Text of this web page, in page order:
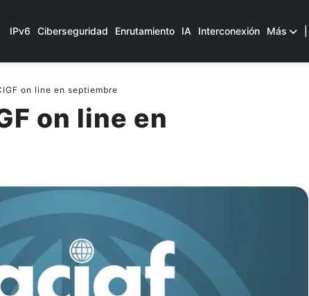
IPv6 Ciberseguridad Enrutamiento IA Interconexión Más
on line en septiembre
on line en